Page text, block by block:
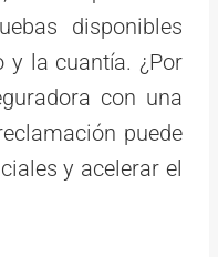
disponibles
y la cuantía. ¿Por
con una
puede
y acelerar el